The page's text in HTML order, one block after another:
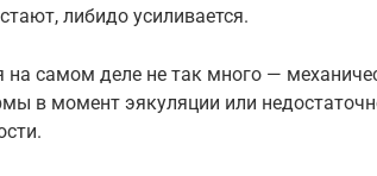
либидо усиливается.
самом деле не так много —
в момент эякуляции или